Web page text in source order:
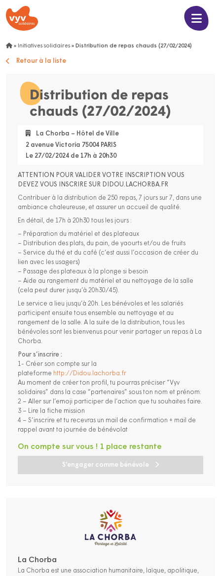
» Initiatives solidaires » Distribution de repas chauds (27/02/2024)
Retour à la liste
Distribution de repas
chauds (27/02/2024)
La Chorba – Hôtel de Ville
2 avenue Victoria 75004 PARIS
Le 27/02/2024 de 17h à 20h30
ATTENTION POUR VALIDER VOTRE INSCRIPTION VOUS
DEVEZ VOUS INSCRIRE SUR DIDOU.LACHORBA.FR
Contribuer à la distribution de 250 repas, 7 jours sur 7, dans une
ambiance chaleureuse, et assurer un accueil de qualité.
En détail, de 17h à 20h30 tous les jours :
– Préparation du matériel et des plateaux
– Distribution des plats, du pain, de yaourts et/ou de fruits
– Service du thé et du café (c’est aussi l’occasion de créer du
lien avec les usagers)
– Passage des plateaux à la plonge si besoin
– Aide au rangement du matériel et au nettoyage de la salle
(cela peut durer jusqu’à 20h30/45).
Le service a lieu jusqu’à 20h. Les bénévoles et les salariés
participent ensuite tous ensemble au nettoyage et au
rangement de la salle. A la suite de la distribution, tous les
bénévoles sont les bienvenus pour venir partager un repas à La
Chorba.
Pour s’inscrire :
1- Créer son compte sur la
plateforme http://Didou.lachorba.fr
Au moment de créer ton profil, tu pourras préciser “Vyv
solidaires” dans la case “partenaires” sous ton nom et prénom.
2 – Aller sur l’emoji participer de l’action que tu souhaites faire.
3 – Lire la fiche mission
4 – S’inscrire et tu recevras un mail de confirmation + mail de
rappel avant ta journée de bénévolat
S'engager comme bénévole
On compte sur vous ! 1 place restante
La Chorba
La Chorba est une association humanitaire, laïque, apolitique,